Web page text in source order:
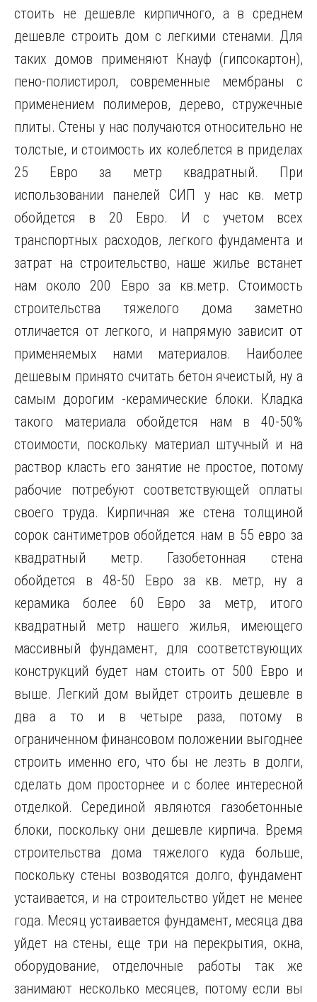
стоить не дешевле кирпичного, а в среднем
дешевле строить дом с легкими стенами. Для
таких домов применяют Кнауф (гипсокартон),
пено-полистирол, современные мембраны с
применением полимеров, дерево, стружечные
плиты. Стены у нас получаются относительно не
толстые, и стоимость их колеблется в приделах
25 Евро за метр квадратный. При
использовании панелей СИП у нас кв. метр
обойдется в 20 Евро. И с учетом всех
транспортных расходов, легкого фундамента и
затрат на строительство, наше жилье встанет
нам около 200 Евро за кв.метр. Стоимость
строительства тяжелого дома заметно
отличается от легкого, и напрямую зависит от
применяемых нами материалов. Наиболее
дешевым принято считать бетон ячеистый, ну а
самым дорогим -керамические блоки. Кладка
такого материала обойдется нам в 40-50%
стоимости, поскольку материал штучный и на
раствор класть его занятие не простое, потому
рабочие потребуют соответствующей оплаты
своего труда. Кирпичная же стена толщиной
сорок сантиметров обойдется нам в 55 евро за
квадратный метр. Газобетонная стена
обойдется в 48-50 Евро за кв. метр, ну а
керамика более 60 Евро за метр, итого
квадратный метр нашего жилья, имеющего
массивный фундамент, для соответствующих
конструкций будет нам стоить от 500 Евро и
выше. Легкий дом выйдет строить дешевле в
два а то и в четыре раза, потому в
ограниченном финансовом положении выгоднее
строить именно его, что бы не лезть в долги,
сделать дом просторнее и с более интересной
отделкой. Серединой являются газобетонные
блоки, поскольку они дешевле кирпича. Время
строительства дома тяжелого куда больше,
поскольку стены возводятся долго, фундамент
устаивается, и на строительство уйдет не менее
года. Месяц устаивается фундамент, месяца два
уйдет на стены, еще три на перекрытия, окна,
оборудование, отделочные работы так же
занимают несколько месяцев, потому если вы